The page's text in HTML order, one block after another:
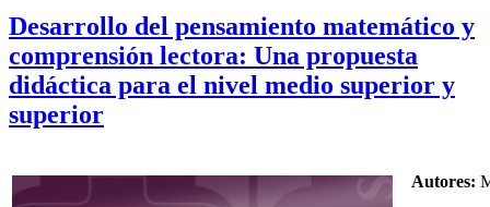
Desarrollo del pensamiento matemático y
comprensión lectora: Una propuesta
didáctica para el nivel medio superior y
superior
Autores: